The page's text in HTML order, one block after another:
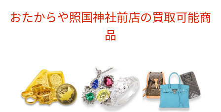
おたからや照国神社前店の買取可能商
品